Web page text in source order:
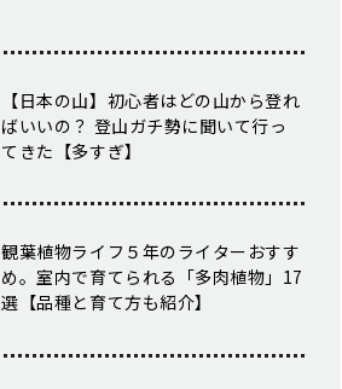
【日本の山】初心者はどの山から登れ
ばいいの？ 登山ガチ勢に聞いて行っ
てきた【多すぎ】
観葉植物ライフ５年のライターおすす
め。室内で育てられる「多肉植物」17
選【品種と育て方も紹介】